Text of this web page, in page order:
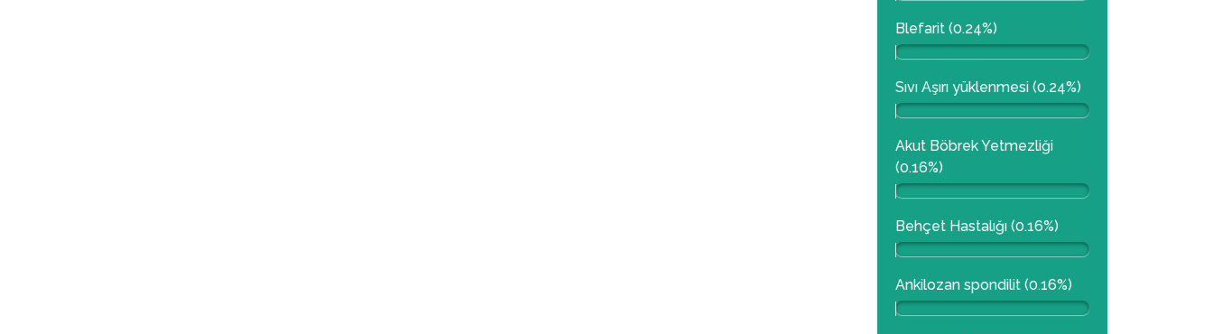
Blefarit (0.24%)
Sıvı Aşırı yüklenmesi (0.24%)
Akut Böbrek Yetmezliği
(0.16%)
Behçet Hastalığı (0.16%)
Ankilozan spondilit (0.16%)